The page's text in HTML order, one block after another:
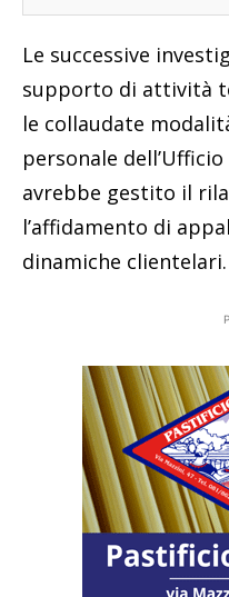
Le successive
supporto di attività
le collaudate
personale
avrebbe gestito il
l’affidamento di
dinamiche clientelari.